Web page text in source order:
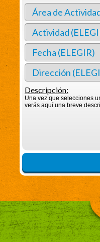
Descripción:
Una vez que selecciones
verás aquí una breve